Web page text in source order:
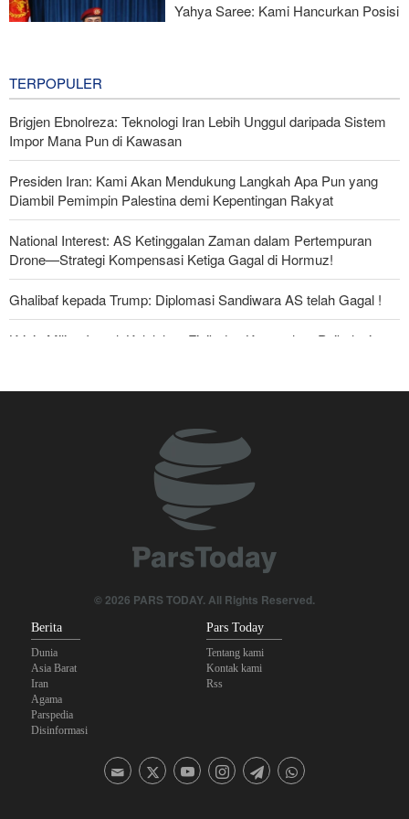
Yahya Saree: Kami Hancurkan Posisi
TERPOPULER
Brigjen Ebnolreza: Teknologi Iran Lebih Unggul daripada Sistem
Impor Mana Pun di Kawasan
Presiden Iran: Kami Akan Mendukung Langkah Apa Pun yang
Diambil Pemimpin Palestina demi Kepentingan Rakyat
National Interest: AS Ketinggalan Zaman dalam Pertempuran
Drone—Strategi Kompensasi Ketiga Gagal di Hormuz!
Ghalibaf kepada Trump: Diplomasi Sandiwara AS telah Gagal !
Krisis Militer Israel; Kelelahan Fisik dan Keruntuhan Psikologis
Foreign Policy: Riyadh Terjepit di Antara Iran dan Ansarullah,
Yahya Saree: Kami Hancurkan Posisi Pasukan Bayaran Saudi
dengan Rudal Balistik dan Drone
Brigjen Akrami Nia: Artesh dalam Kondisi Siaga Penuh
Anggota Kongres AS Khawatirkan Dampak Menipisnya Rudal
Amerika Hadapi Iran
© 2026 PARS TODAY. All Rights Reserved.
Berita
Dunia
Asia Barat
Iran
Agama
Parspedia
Disinformasi
Pars Today
Tentang kami
Kontak kami
Rss